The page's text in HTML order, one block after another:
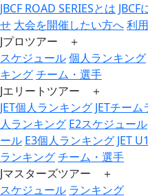
JBCF ROAD SERIESとは JBCF
せ 大会を開催したい方へ利
Jプロツアー ＋
スケジュール個人ランキング
キングチーム・選手
Jエリートツアー ＋
JET個人ランキング JETチー
人ランキング E2スケジュール
ール E3個人ランキング JET
ランキングチーム・選手
Jマスターズツアー ＋
スケジュール ランキング